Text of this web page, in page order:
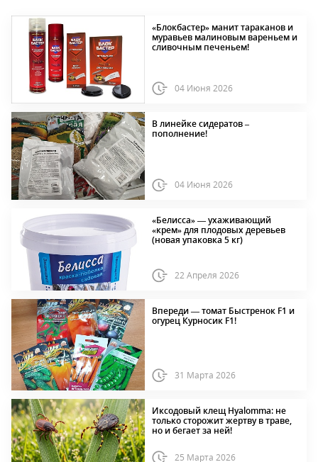
«Блокбастер» манит тараканов и
муравьев малиновым вареньем и
сливочным печеньем!
04 Июня 2026
В линейке сидератов –
пополнение!
04 Июня 2026
«Белисса» — ухаживающий
«крем» для плодовых деревьев
(новая упаковка 5 кг)
22 Апреля 2026
Впереди — томат Быстренок F1 и
огурец Курносик F1!
31 Марта 2026
Иксодовый клещ Hyalomma: не
только сторожит жертву в траве,
но и бегает за ней!
25 Марта 2026